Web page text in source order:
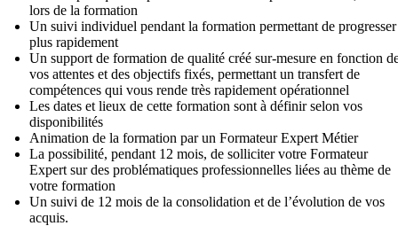
lors de la formation
Un suivi individuel pendant la formation permettant de progresser
plus rapidement
Un support de formation de qualité créé sur-mesure en fonction
vos attentes et des objectifs fixés, permettant un transfert de
compétences qui vous rende très rapidement opérationnel
Les dates et lieux de cette formation sont à définir selon vos
disponibilités
Animation de la formation par un Formateur Expert Métier
La possibilité, pendant 12 mois, de solliciter votre Formateur
Expert sur des problématiques professionnelles liées au thème de
votre formation
Un suivi de 12 mois de la consolidation et de l’évolution de vos
acquis.